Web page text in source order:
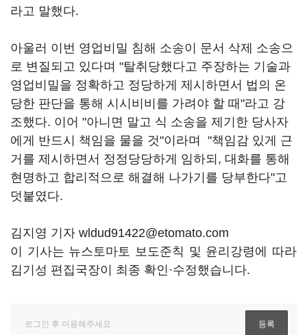
라고 말했다.
아울러 이번 영업비밀 침해 소송이 문서 삭제 소송으
로 변질되고 있다며 "탈취당했다고 주장하는 기술과
영업비밀을 정확하고 정당하게 제시하면서 법의 온
당한 판단을 통해 시시비비를 가려야 할 때"라고 강
조했다. 이어 "아니면 말고 식 소송을 제기한 당사자
에게 반드시 책임을 물을 것"이라며 "책임감 있게 근
거를 제시하면서 정정당당하게 임하되, 대화를 통해
현명하고 합리적으로 해결해 나가기를 당부한다"고
덧붙였다.
김지영 기자 wldud91422@etomato.com
이 기사는 뉴스토마토 보도준칙 및 윤리강령에 따라
김기성 편집국장이 최종 확인·수정했습니다.